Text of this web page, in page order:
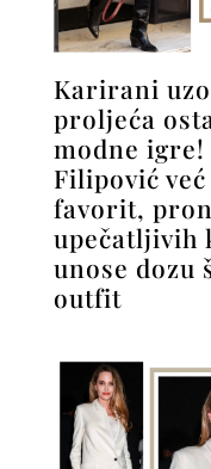
Karirani
proljeća
modne igre!
Filipović
favorit,
upečatljivih
unose dozu
outfit